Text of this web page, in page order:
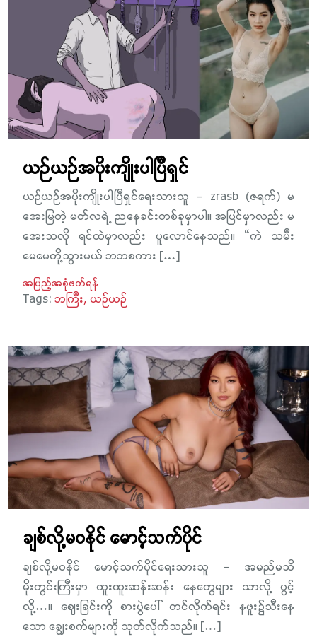
ယဉ်ယဉ်အပိုးကျိုးပါပြီရှင်
ယဉ်ယဉ်အပိုးကျိုးပါပြီရှင်ရေးသားသူ – zrasb (ဇရက်) မ
အေးမြတဲ့ မတ်လရဲ့ ညနေခင်းတစ်ခုမှာပါ။ အပြင်မှာလည်း မ
အေးသလို ရင်ထဲမှာလည်း ပူလောင်နေသည်။ “ကဲ သမီး
မေမေတို့သွားမယ် ဘဘစကား […]
အပြည့်အစုံဖတ်ရန်
Tags:ဘကြီး ယဉ်ယဉ်
ချစ်လို့မဝနိုင် မောင့်သက်ပိုင်
ချစ်လို့မဝနိုင် မောင့်သက်ပိုင်ရေးသားသူ – အမည်မသိ
မိုးတွင်းကြီးမှာ ထူးထူးဆန်းဆန်း နေတွေများ သာလို့ ပွင့်
လို့…။ ဈေးခြင်းကို စားပွဲပေါ် တင်လိုက်ရင်း နဖူး၌သီးနေ
သော ချွေးစက်များကို သုတ်လိုက်သည်။ […]